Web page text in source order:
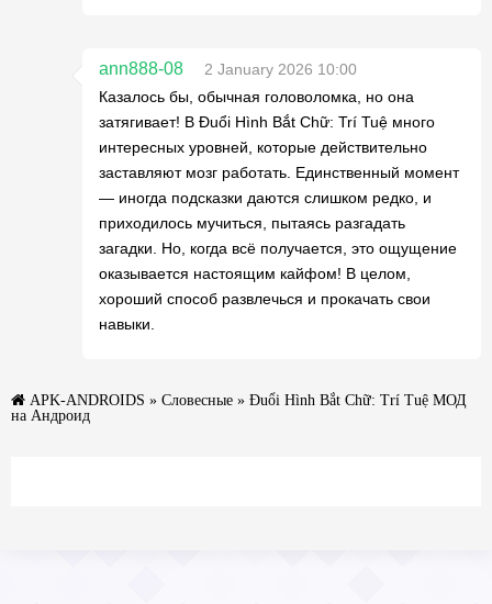
ann888-08
2 January 2026 10:00
Казалось бы, обычная головоломка, но она
затягивает! В Đuổi Hình Bắt Chữ: Trí Tuệ много
интересных уровней, которые действительно
заставляют мозг работать. Единственный момент
— иногда подсказки даются слишком редко, и
приходилось мучиться, пытаясь разгадать
загадки. Но, когда всё получается, это ощущение
оказывается настоящим кайфом! В целом,
хороший способ развлечься и прокачать свои
навыки.
APK-ANDROIDS » Словесные » Đuổi Hình Bắt Chữ: Trí Tuệ МОД
на Андроид